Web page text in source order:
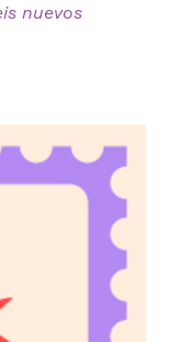
nuevos